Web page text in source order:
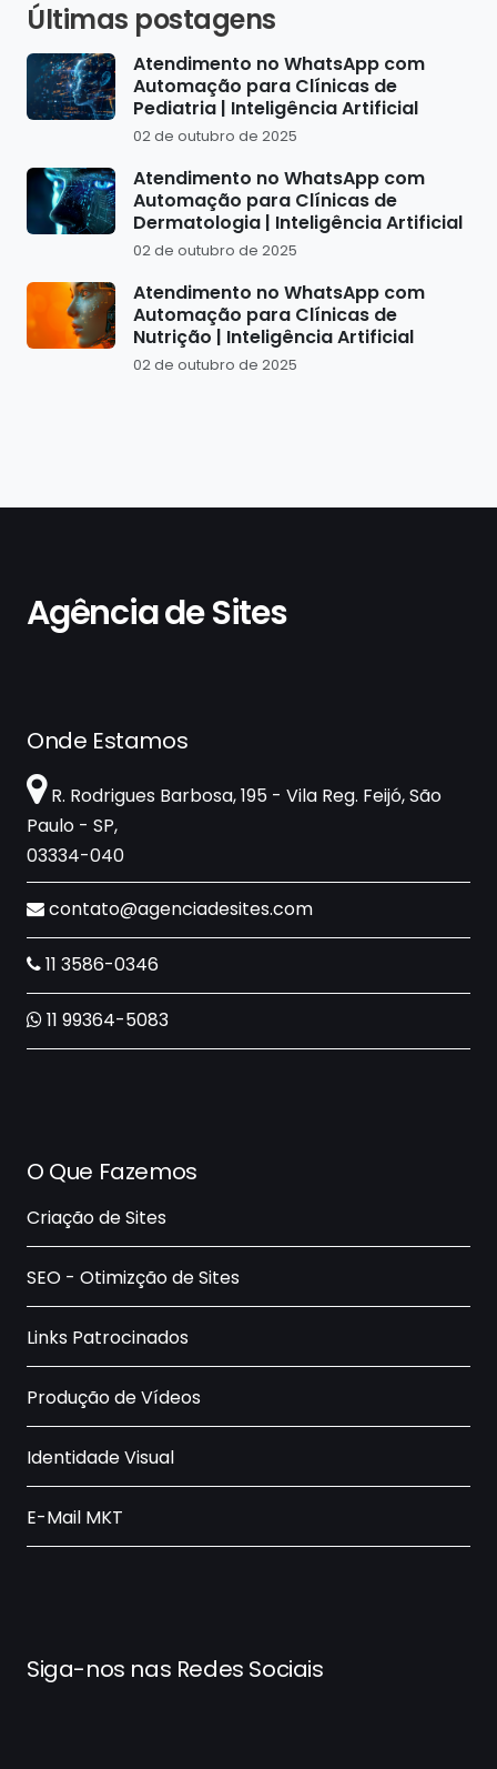
Últimas postagens
Atendimento no WhatsApp com
Automação para Clínicas de
Pediatria | Inteligência Artificial
02 de outubro de 2025
Atendimento no WhatsApp com
Automação para Clínicas de
Dermatologia | Inteligência Artificial
02 de outubro de 2025
Atendimento no WhatsApp com
Automação para Clínicas de
Nutrição | Inteligência Artificial
02 de outubro de 2025
Agência de Sites
Onde Estamos
R. Rodrigues Barbosa, 195 - Vila Reg. Feijó, São
Paulo - SP,
03334-040
contato@agenciadesites.com
11 3586-0346
11 99364-5083
O Que Fazemos
Criação de Sites
SEO - Otimizção de Sites
Links Patrocinados
Produção de Vídeos
Identidade Visual
E-Mail MKT
Siga-nos nas Redes Sociais